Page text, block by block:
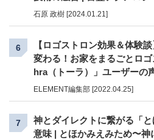
石原 政樹 [2024.01.21]
6
【ロゴストロン効果＆体験
変わる！お家をまるごとロ
hra（トーラ）」ユーザーの
ELEMENT編集部 [2022.04.25]
7
神とダイレクトに繋がる「
意味 | とほかみえみため〜